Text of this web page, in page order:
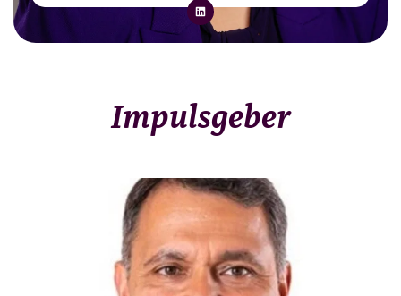
Impulsgeber